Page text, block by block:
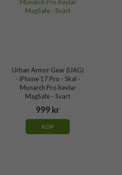
Urban Armor Gear (UAG)
- iPhone 17 Pro - Skal -
Monarch Pro Kevlar
MagSafe - Svart
999 kr
KÖP